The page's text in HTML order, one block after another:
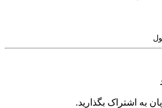
به اشتراک بگذارید.